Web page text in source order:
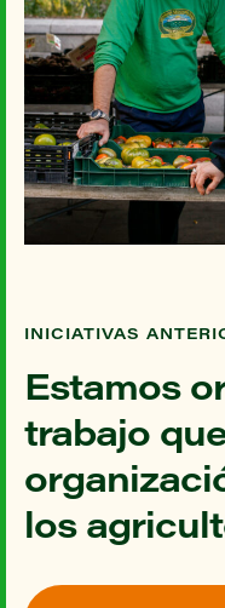
INICIATIVAS
Estamos
trabajo
los